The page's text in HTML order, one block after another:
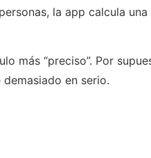
la app calcula
más “preciso”. Por
en serio.